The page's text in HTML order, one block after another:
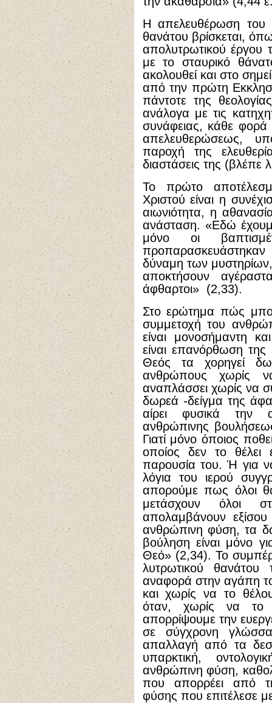
Η απελευθέρωση
θανάτου βρίσκεται,
απολυτρωτικού έργου
με το σταυρικό
ακολουθεί και στο
από την πρώτη
πάντοτε της
ανάλογα με τις
συνάφειας, κάθε φορά
απελευθερώσεως,
παροχή της
διαστάσεις της (βλέπε
Το πρώτο
Χριστού είναι η
αιωνιότητα, η
ανάσταση. «Εδώ
μόνο οι
δύναμη των
αποκτήσουν
άφθαρτοι» (2,33).
Στο ερώτημα πώς
συμμετοχή του
είναι μονοσήμαντη
είναι επανόρθωση
Θεός τα χορηγεί
ανθρώπους χωρίς
αναπλάσσει χωρίς να
δωρεά -δείγμα της
αίρει φυσικά την
ανθρώπινης
Γιατί μόνο όποιος
οποίος δεν το θέλει
παρουσία του. Ή για
λόγια του ιερού
απορούμε πως όλοι
μετάσχουν όλοι
απολαμβάνουν
ανθρώπινη φύση, τα
βούληση είναι μόνο
Θεό» (2,34). Το
λυτρωτικού
αναφορά στην αγάπη
και χωρίς να το
όταν, χωρίς να το
απορρίψουμε την
σε σύγχρονη
απαλλαγή από τα
υπαρκτική,
ανθρώπινη φύση,
που απορρέει από
φύσης που επιτέλεσε